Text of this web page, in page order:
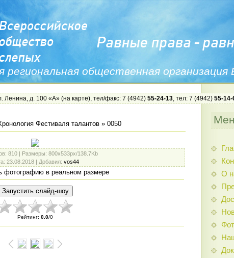
региональная общественная
Ленина, д. 100 «А» (на карте), тел/факс: 7 (4942) 55-24-13, тел: 7 (4942) 55-14-
Фестиваля талантов » 0050
: 810 | Размеры: 800x533px/138.7Kb
: 23.08.2018 | Добавил: vos44
фотографию в реальном размере
Рейтинг: 0.0/0
О